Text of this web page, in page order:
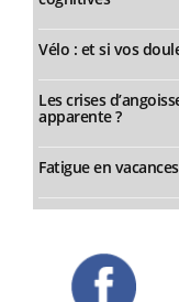
Vélo : et si vos
Les crises
apparente ?
Fatigue en